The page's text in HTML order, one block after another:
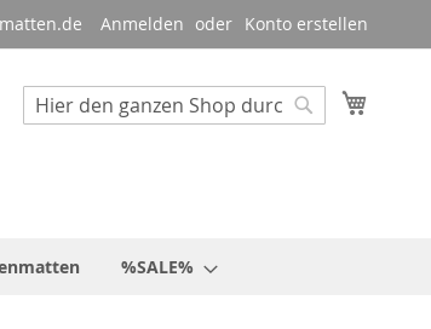
Anmelden Konto erstellen
Suche
%SALE%